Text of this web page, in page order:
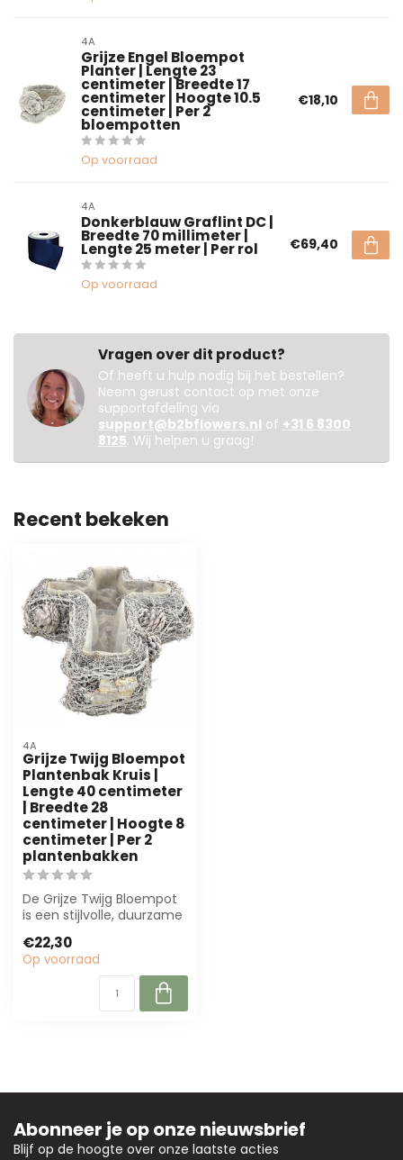
4A
Grijze Engel Bloempot
Planter | Lengte 23
centimeter | Breedte 17
centimeter | Hoogte 10.5
centimeter | Per 2
bloempotten
Op voorraad
€18,10
4A
Donkerblauw Graflint DC |
Breedte 70 millimeter |
Lengte 25 meter | Per rol
Op voorraad
€69,40
Vragen over dit product?
Of heeft u hulp nodig bij het bestellen?
Neem gerust contact op met onze
supportafdeling via
support@b2bflowers.nl of +31 6 8300
8125. Wij helpen u graag!
Recent bekeken
4A
Grijze Twijg Bloempot
Plantenbak Kruis |
Lengte 40 centimeter
| Breedte 28
centimeter | Hoogte 8
centimeter | Per 2
plantenbakken
De Grijze Twijg Bloempot
is een stijlvolle, duurzame
voo...
€22,30
Op voorraad
Abonneer je op onze nieuwsbrief
Blijf op de hoogte over onze laatste acties